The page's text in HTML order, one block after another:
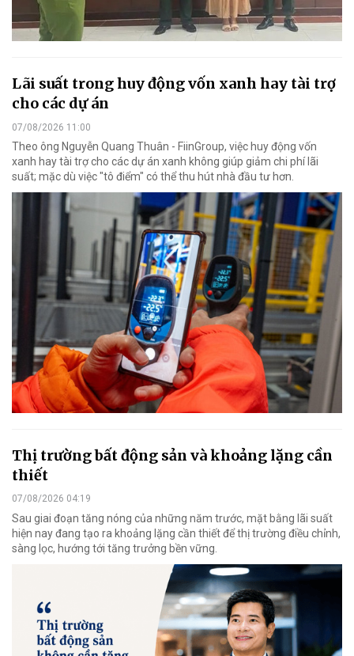
Lãi suất trong huy động vốn xanh hay tài trợ
cho các dự án
07/08/2026 11:00
Theo ông Nguyễn Quang Thuân - FiinGroup, việc huy động vốn
xanh hay tài trợ cho các dự án xanh không giúp giảm chi phí lãi
suất; mặc dù việc "tô điểm" có thể thu hút nhà đầu tư hơn.
Thị trường bất động sản và khoảng lặng cần
thiết
07/08/2026 04:19
Sau giai đoạn tăng nóng của những năm trước, mặt bằng lãi suất
hiện nay đang tạo ra khoảng lặng cần thiết để thị trường điều chỉnh,
sàng lọc, hướng tới tăng trưởng bền vững.